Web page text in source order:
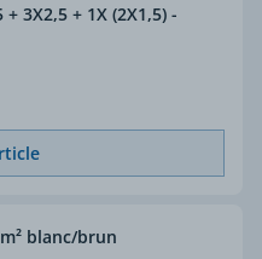
+ 3X2,5 + 1X (2X1,5) -
blanc/brun